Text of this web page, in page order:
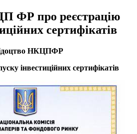
ФР про реєстрацію
сертифікатів
НКЦПФР
інвеcтиційних сертифікатів